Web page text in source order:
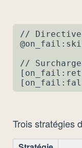
// Directive
//
Trois stratégies